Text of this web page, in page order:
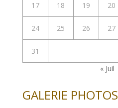
17 18 19 20
24 25 26 27
31
« Juil
GALERIE PHOTOS